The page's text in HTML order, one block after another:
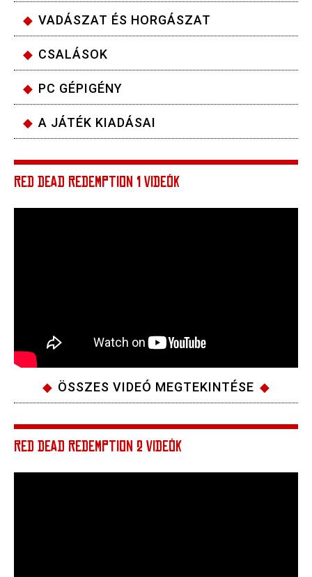
VADÁSZAT ÉS HORGÁSZAT
CSALÁSOK
PC GÉPIGÉNY
A JÁTÉK KIADÁSAI
RED DEAD REDEMPTION 1 VIDEÓK
ÖSSZES VIDEÓ MEGTEKINTÉSE
RED DEAD REDEMPTION 2 VIDEÓK